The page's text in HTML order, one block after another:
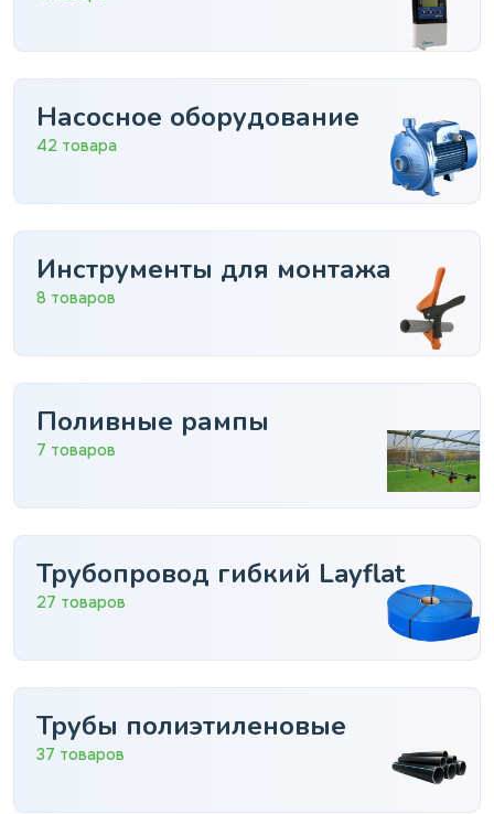
Насосное оборудование
42 товара
Инструменты для монтажа
8 товаров
Поливные рампы
7 товаров
Трубопровод гибкий Layflat
27 товаров
Трубы полиэтиленовые
37 товаров